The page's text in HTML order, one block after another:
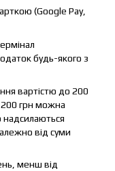
(Google Pay,
будь-якого з
вартістю до 200
200 грн можна
від суми
менш від